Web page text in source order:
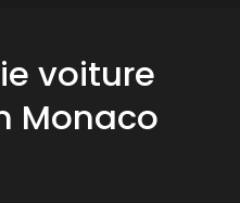
voiture
Monaco